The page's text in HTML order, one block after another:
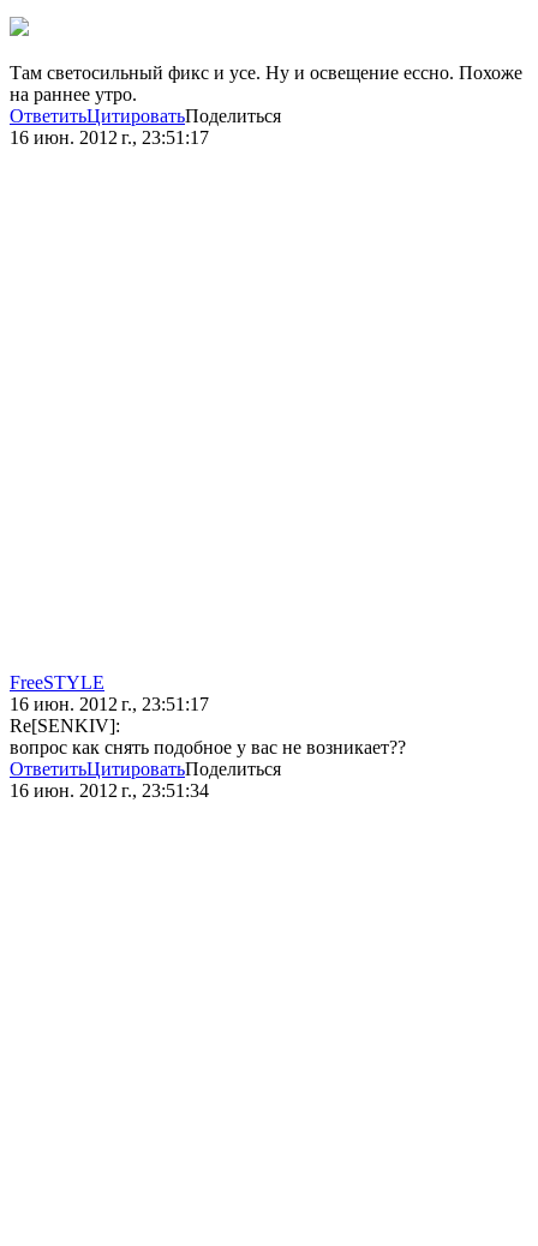
Там светосильный фикс и усе. Ну и освещение ессно. Похоже
на раннее утро.
ОтветитьЦитироватьПоделиться
16 июн. 2012 г., 23:51:17
FreeSTYLE
16 июн. 2012 г., 23:51:17
Re[SENKIV]:
вопрос как снять подобное у вас не возникает??
ОтветитьЦитироватьПоделиться
16 июн. 2012 г., 23:51:34